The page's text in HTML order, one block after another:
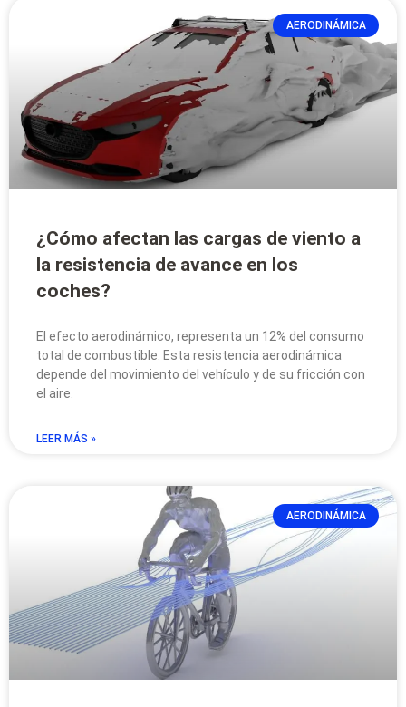
AERODINÁMICA
¿Cómo afectan las cargas de viento a
la resistencia de avance en los
coches?
El efecto aerodinámico, representa un 12% del consumo
total de combustible. Esta resistencia aerodinámica
depende del movimiento del vehículo y de su fricción con
el aire.
LEER MÁS »
AERODINÁMICA